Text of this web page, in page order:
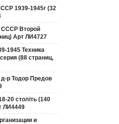
1939-1945г (32
СССР Второй
Арт ЛИ4727
1945 Техника
(88 страниц,
р Тодор Предов
20 століть (140
ЛИ4449
и